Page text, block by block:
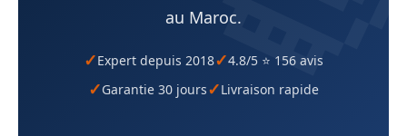
au Maroc.
Expert depuis 2018
4.8/5 ⭐ 156 avis
Garantie 30 jours
Livraison rapide